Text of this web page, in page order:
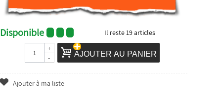
Disponible Il reste19articles
-
+
AJOUTER AU PANIER
Ajouter à ma liste